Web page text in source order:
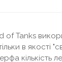
of Tanks
в якості
кількість